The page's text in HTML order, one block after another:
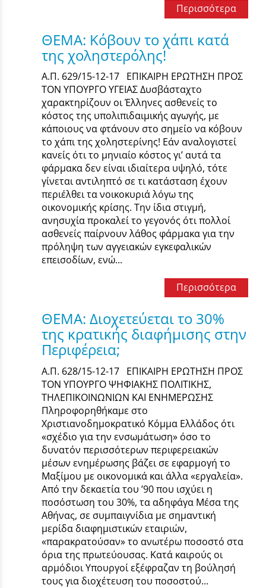
Περισσότερα
ΘΕΜΑ: Κόβουν το χάπι κατά
της χοληστερόλης!
Α.Π. 629/15-12-17 ΕΠΙΚΑΙΡΗ ΕΡΩΤΗΣΗ ΠΡΟΣ
ΤΟΝ ΥΠΟΥΡΓΟ ΥΓΕΙΑΣ Δυσβάσταχτο
χαρακτηρίζουν οι Έλληνες ασθενείς το
κόστος της υπολιπιδαιμικής αγωγής, με
κάποιους να φτάνουν στο σημείο να κόβουν
το χάπι της χοληστερίνης! Εάν αναλογιστεί
κανείς ότι το μηνιαίο κόστος γι’ αυτά τα
φάρμακα δεν είναι ιδιαίτερα υψηλό, τότε
γίνεται αντιληπτό σε τι κατάσταση έχουν
περιέλθει τα νοικοκυριά λόγω της
οικονομικής κρίσης. Την ίδια στιγμή,
ανησυχία προκαλεί το γεγονός ότι πολλοί
ασθενείς παίρνουν λάθος φάρμακα για την
πρόληψη των αγγειακών εγκεφαλικών
επεισοδίων, ενώ...
Περισσότερα
ΘΕΜΑ: Διοχετεύεται το 30%
της κρατικής διαφήμισης στην
Περιφέρεια;
Α.Π. 628/15-12-17 ΕΠΙΚΑΙΡΗ ΕΡΩΤΗΣΗ ΠΡΟΣ
ΤΟΝ ΥΠΟΥΡΓΟ ΨΗΦΙΑΚΗΣ ΠΟΛΙΤΙΚΗΣ,
ΤΗΛΕΠΙΚΟΙΝΩΝΙΩΝ ΚΑΙ ΕΝΗΜΕΡΩΣΗΣ
Πληροφορηθήκαμε στο
Χριστιανοδημοκρατικό Κόμμα Ελλάδος ότι
«σχέδιο για την ενσωμάτωση» όσο το
δυνατόν περισσότερων περιφερειακών
μέσων ενημέρωσης βάζει σε εφαρμογή το
Μαξίμου με οικονομικά και άλλα «εργαλεία».
Από την δεκαετία του ’90 που ισχύει η
ποσόστωση του 30%, τα αδηφάγα Μέσα της
Αθήνας, σε συμπαιγνίδια με σημαντική
μερίδα διαφημιστικών εταιριών,
«παρακρατούσαν» το ανωτέρω ποσοστό στα
όρια της πρωτεύουσας. Κατά καιρούς οι
αρμόδιοι Υπουργοί εξέφραζαν τη βούλησή
τους για διοχέτευση του ποσοστού...